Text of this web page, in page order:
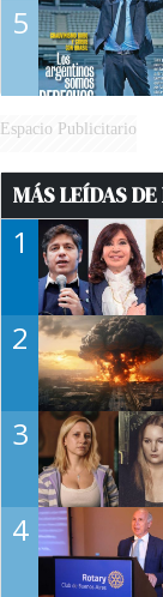
5
Espacio Publicitario
MÁS LEÍDAS DE
1
2
3
4